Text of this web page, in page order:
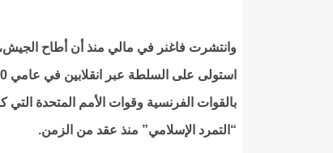
وانتشرت فاغنر في مالي منذ أن أطاح
بالقوات الفرنسية وقوات الأمم المتحدة التي
“التمرد الإسلامي” منذ عقد من الزمن.